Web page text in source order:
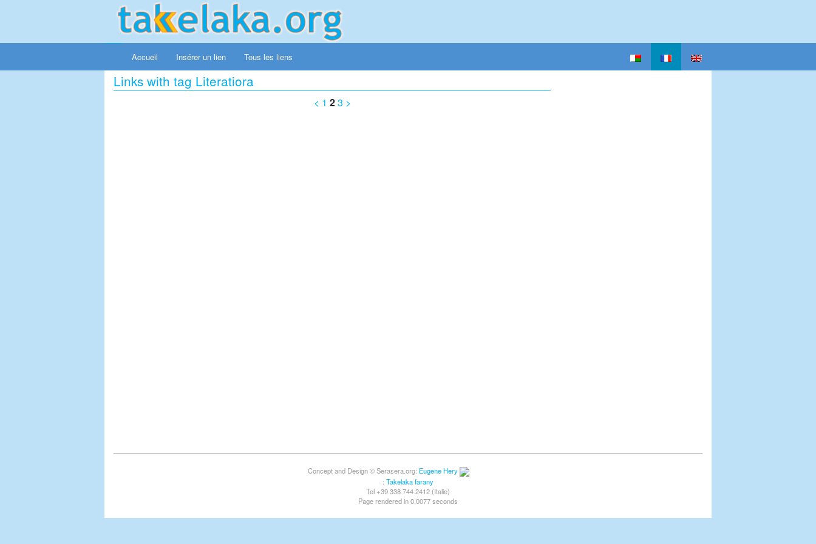
Accueil Insérer un lien Tous les liens
Links with tag Literatiora
< 1 23 >
Concept and Design © Serasera.org: Eugene Hery
: Takelaka farany
Tel +39 338 744 2412 (Italie)
Page rendered in 0.0077 seconds